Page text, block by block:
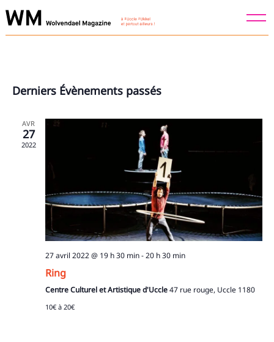
Skip
to
Derniers Évènements passés
AVR
27
2022
27 avril 2022 @ 19 h 30 min-20 h 30 min
Ring
Centre Culturel et Artistique d'Uccle47 rue rouge, Uccle 1180
10€ à 20€
Recherche
pour